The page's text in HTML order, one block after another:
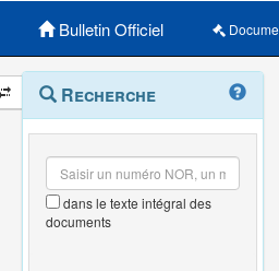
Bulletin Officiel
Navigation
et
outils
annexes
Menu
contextuel
Recherche
dans le texte intégral des
documents